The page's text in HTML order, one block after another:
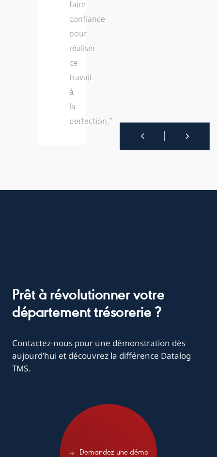
faire
confiance
pour
réaliser
ce
travail
à
la
perfection.”
Prêt à révolutionner votre
département trésorerie ?
Contactez-nous pour une démonstration dès
aujourd’hui et découvrez la différence Datalog
TMS.
Demandez une démo